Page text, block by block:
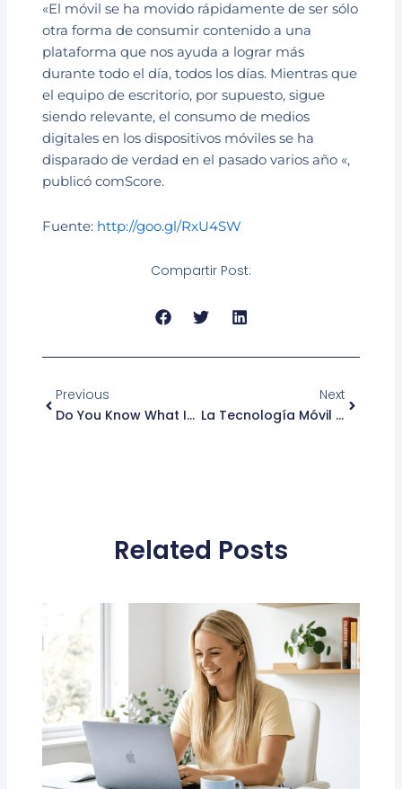
«El móvil se ha movido rápidamente de ser sólo
otra forma de consumir contenido a una
plataforma que nos ayuda a lograr más
durante todo el día, todos los días. Mientras que
el equipo de escritorio, por supuesto, sigue
siendo relevante, el consumo de medios
digitales en los dispositivos móviles se ha
disparado de verdad en el pasado varios año «,
publicó comScore.
Fuente: http://goo.gl/RxU4SW
Compartir Post:
Previous
Do You Know What Is SMS?
Next
La Tecnología Móvil Modifica Los Hábitos De Trabajo
Related Posts